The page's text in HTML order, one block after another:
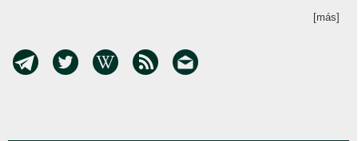
[más]